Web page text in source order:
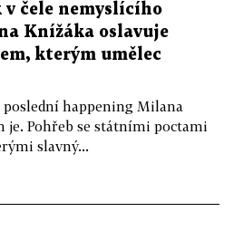
čele nemyslícího
Knížáka oslavuje
kterým umělec
happening Milana
je. Pohřeb se státními poctami
slavný...